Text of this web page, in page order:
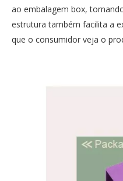
ao embalagem box,
estrutura também facilita a
que o consumidor veja o